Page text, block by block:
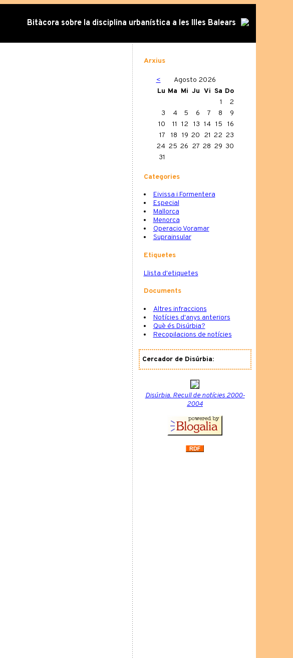
Bitàcora sobre la disciplina urbanística a les Illes Balears
Arxius
<
Agosto 2026
Lu Ma Mi Ju Vi Sa Do
1
2
3
4 5 6 7 8
9
10
11 12 13 14 15
16
17
18 19 20 21 22 23
24 25 26 27 28 29 30
31
Categories
Eivissa i Formentera
Especial
Mallorca
Menorca
Operacio Voramar
Suprainsular
Etiquetes
Llista d'etiquetes
Documents
Altres infraccions
Notícies d'anys anteriors
Què és Disúrbia?
Recopilacions de notícies
Cercador de Disúrbia:
Disúrbia. Recull de notícies 2000-
2004